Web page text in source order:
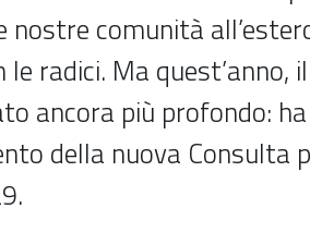
nostre comunità
le radici. Ma quest’anno,
ancora più profondo:
della nuova Consulta